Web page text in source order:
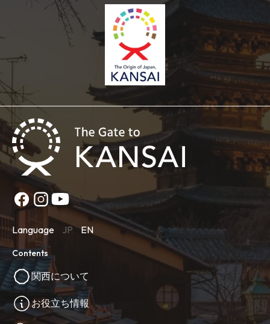
Language JP EN
Contents
関西について
お役立ち情報